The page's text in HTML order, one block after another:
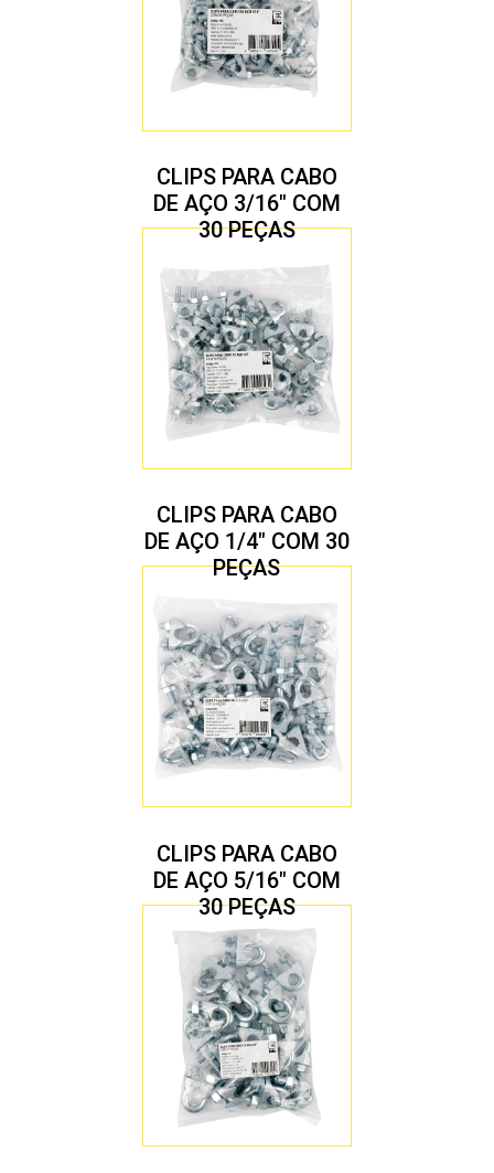
CLIPS PARA CABO
DE AÇO 3/16″ COM
30 PEÇAS
CLIPS PARA CABO
DE AÇO 1/4″ COM 30
PEÇAS
CLIPS PARA CABO
DE AÇO 5/16″ COM
30 PEÇAS